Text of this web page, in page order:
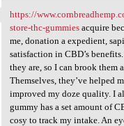
https://
https://
store-thc-gummiesacquire
me, donation a expedient,
satisfaction in CBD’s
they are, so I can brook them
Themselves, they’ve helped
improved my doze quality. I
gummy has a set amount of
cosy to track my intake. An